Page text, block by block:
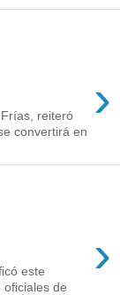
›
reiteró
convertirá en
›
este
de